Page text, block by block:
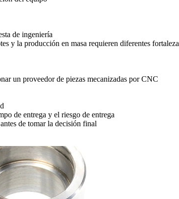
de ingeniería
y la producción en masa requieren diferentes
un proveedor de piezas mecanizadas por CNC
de entrega y el riesgo de entrega
de tomar la decisión final